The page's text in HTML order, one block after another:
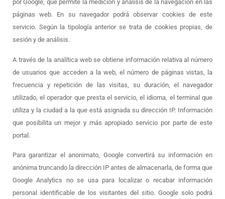
por Google, que permite la medición y análisis de la navegación en las
páginas web. En su navegador podrá observar cookies de este
servicio. Según la tipología anterior se trata de cookies propias, de
sesión y de análisis.
A través de la analítica web se obtiene información relativa al número
de usuarios que acceden a la web, el número de páginas vistas, la
frecuencia y repetición de las visitas, su duración, el navegador
utilizado, el operador que presta el servicio, el idioma, el terminal que
utiliza y la ciudad a la que está asignada su dirección IP. Información
que posibilita un mejor y más apropiado servicio por parte de este
portal.
Para garantizar el anonimato, Google convertirá su información en
anónima truncando la dirección IP antes de almacenarla, de forma que
Google Analytics no se usa para localizar o recabar información
personal identificable de los visitantes del sitio. Google solo podrá